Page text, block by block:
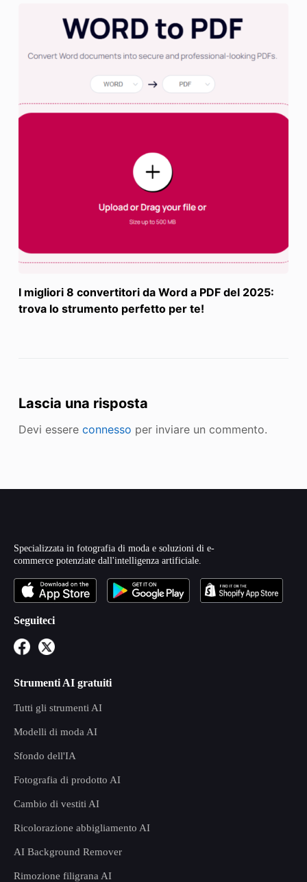
I migliori 8 convertitori da Word a PDF del 2025:
trova lo strumento perfetto per te!
Lascia una risposta
Devi essere connesso per inviare un commento.
Specializzata in fotografia di moda e soluzioni di e-
commerce potenziate dall'intelligenza artificiale.
Seguiteci
Strumenti AI gratuiti
Tutti gli strumenti AI
Modelli di moda AI
Sfondo dell'IA
Fotografia di prodotto AI
Cambio di vestiti AI
Ricolorazione abbigliamento AI
AI Background Remover
Rimozione filigrana AI